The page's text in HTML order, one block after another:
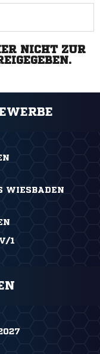
NICHT ZUR
WIESBADEN
1